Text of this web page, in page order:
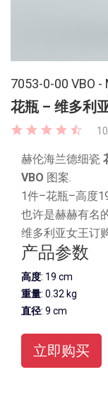
7053-0-00 VBO
花瓶 – 维多利
赫伦海兰德细瓷
VBO 图案.
1件–花瓶–高度
也许是赫赫有名
维多利亚女王订
产品参数
高度: 19 cm
重量: 0.32 kg
直径: 9 cm
立即购买